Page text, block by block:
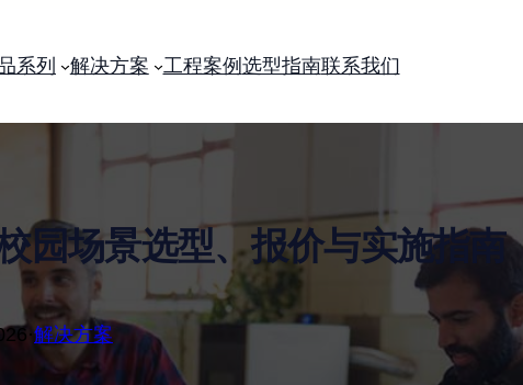
系列 解决方案 工程案例 选型指南联系我们
园场景选型、报价与实施指南
·解决方案